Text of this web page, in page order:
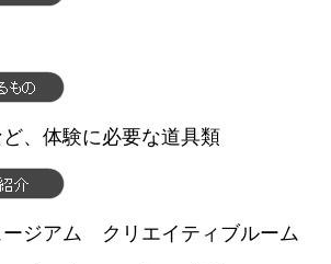
、体験に必要な道具類
ージアム クリエイティブルーム